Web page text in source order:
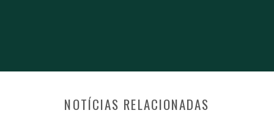
NOTÍCIAS RELACIONADAS